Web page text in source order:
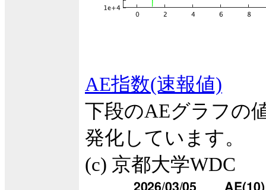
AE指数(速報値)
下段のAEグラフの
発化しています。
(c) 京都大学WDC